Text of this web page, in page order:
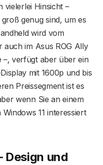
vielerlei Hinsicht –
genug sind, um es
wird vom
auch im Asus ROG Ally
–, verfügt aber über ein
mit 1600p und bis
Preissegment ist es
wenn Sie an einem
11 interessiert
Design und